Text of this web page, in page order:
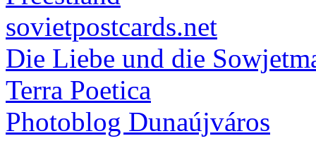
sovietpostcards.net
Die Liebe und die
Terra Poetica
Photoblog Dunaújváros